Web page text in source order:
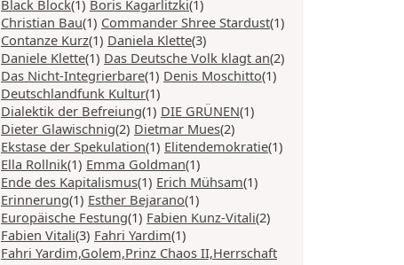
Black Block(1) Boris Kagarlitzki(1)
Christian Bau(1) Commander Shree Stardust(1)
Contanze Kurz(1) Daniela Klette(3)
Daniele Klette(1) Das Deutsche Volk klagt an(2)
Das Nicht-Integrierbare(1) Denis Moschitto(1)
Deutschlandfunk Kultur(1)
Dialektik der Befreiung(1) DIE GRÜNEN(1)
Dieter Glawischnig(2) Dietmar Mues(2)
Ekstase der Spekulation(1) Elitendemokratie(1)
Ella Rollnik(1) Emma Goldman(1)
Ende des Kapitalismus(1) Erich Mühsam(1)
Erinnerung(1) Esther Bejarano(1)
Europäische Festung(1) Fabien Kunz-Vitali(2)
Fabien Vitali(3) Fahri Yardim(1)
Fahri Yardim,Golem,Prinz Chaos II,Herrschaft